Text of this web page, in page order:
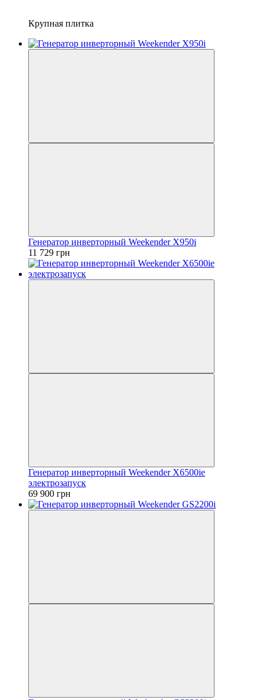
Крупная плитка
Генератор инверторный Weekender X950i
11 729 грн
Генератор инверторный Weekender X6500ie
электрозапуск
69 900 грн